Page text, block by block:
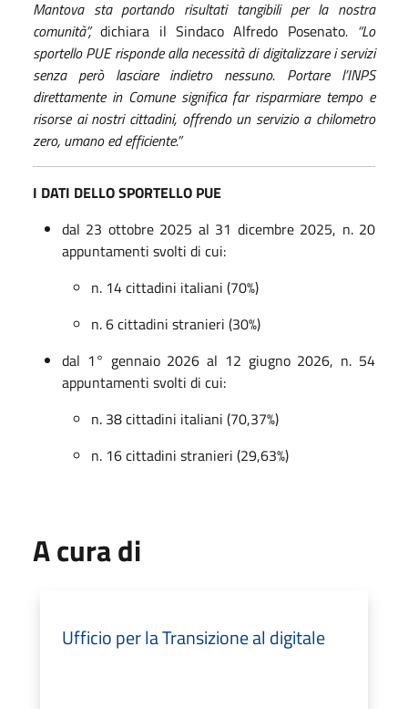
Mantova sta portando risultati tangibili per la nostra
comunità”,dichiara il Sindaco Alfredo Posenato. “Lo
sportello PUE risponde alla necessità di digitalizzare i servizi
senza però lasciare indietro nessuno. Portare l’INPS
direttamente in Comune significa far risparmiare tempo e
risorse ai nostri cittadini, offrendo un servizio a chilometro
zero, umano ed efficiente.”
I DATI DELLO SPORTELLO PUE
dal 23 ottobre 2025 al 31 dicembre 2025, n. 20
appuntamenti svolti di cui:
n. 14 cittadini italiani (70%)
n. 6 cittadini stranieri (30%)
dal 1° gennaio 2026 al 12 giugno 2026, n. 54
appuntamenti svolti di cui:
n. 38 cittadini italiani (70,37%)
n. 16 cittadini stranieri (29,63%)
A cura di
Ufficio per la Transizione al digitale